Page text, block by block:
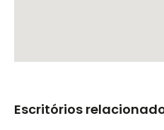
Escritórios